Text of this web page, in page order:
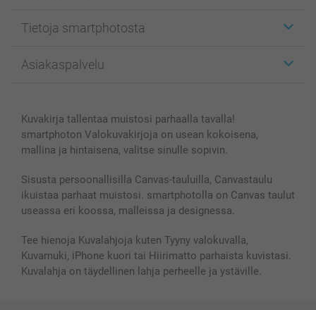
Kuvakortit
Kuvakirjat
Kännykkä & Tabletti
MyNameBook
Valokuvakehykset & Lisätarvikkeet
Lahjakortti
Kaikki kuvatuotteet
Tietoja smartphotosta
Affiliate ohjelma
Sivukartta
Ehdot/takuut
Asiakaspalvelu
smartbonus
Hinnat & maksutavat
Kuvakirja tallentaa muistosi parhaalla tavalla!
smartphoton Valokuvakirjoja on usean kokoisena,
mallina ja hintaisena, valitse sinulle sopivin.
Sisusta persoonallisilla Canvas-tauluilla, Canvastaulu
ikuistaa parhaat muistosi. smartphotolla on Canvas taulut
useassa eri koossa, malleissa ja designessa.
Tee hienoja Kuvalahjoja kuten Tyyny valokuvalla,
Kuvamuki, iPhone kuori tai Hiirimatto parhaista kuvistasi.
Kuvalahja on täydellinen lahja perheelle ja ystäville.